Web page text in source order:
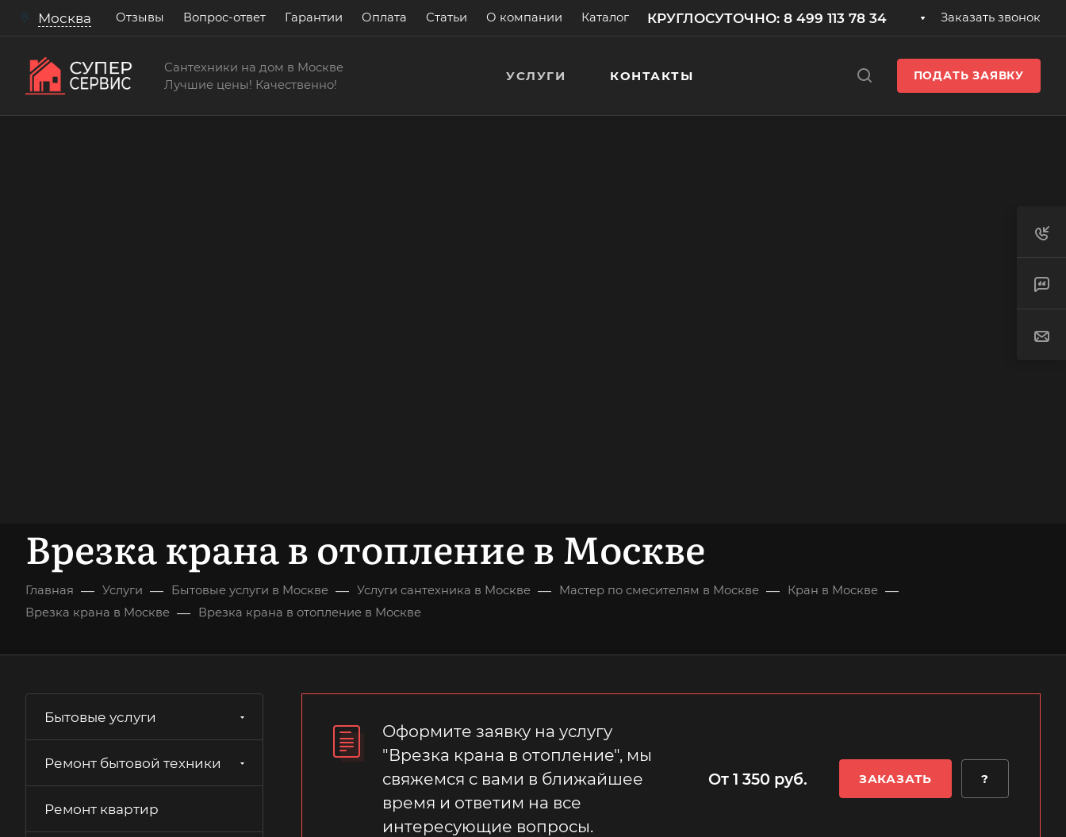
Москва Отзывы Вопрос-ответ Гарантии Оплата Статьи О компании Каталог КРУГЛОСУТОЧНО: 8 499 113 78 34 Заказать звонок
Сантехники на дом в Москве
Лучшие цены! Качественно!
УСЛУГИ КОНТАКТЫ ПОДАТЬ ЗАЯВКУ
Врезка крана в отопление в Москве
Главная — Услуги — Бытовые услуги в Москве — Услуги сантехника в Москве — Мастер по смесителям в Москве — Кран в Москве —
Врезка крана в Москве — Врезка крана в отопление в Москве
Оформите заявку на услугу
"Врезка крана в отопление", мы
свяжемся с вами в ближайшее
время и ответим на все
интересующие вопросы.
От 1 350 руб. ЗАКАЗАТЬ ?
Бытовые услуги
Ремонт бытовой техники
Ремонт квартир